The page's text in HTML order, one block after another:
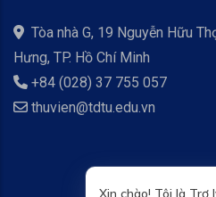
Tòa nhà G, 19 Nguyễn Hữu
Hưng, TP. Hồ Chí Minh
+84 (028) 37 755 057
thuvien@tdtu.edu.vn
Xin chào! Tôi là Trợ